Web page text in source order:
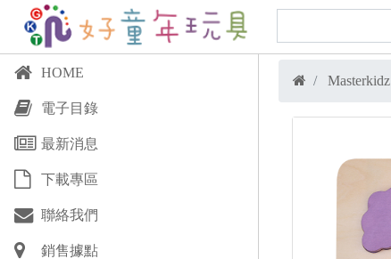
HOME
電子目錄
最新消息
下載專區
聯絡我們
銷售據點
Masterkidz